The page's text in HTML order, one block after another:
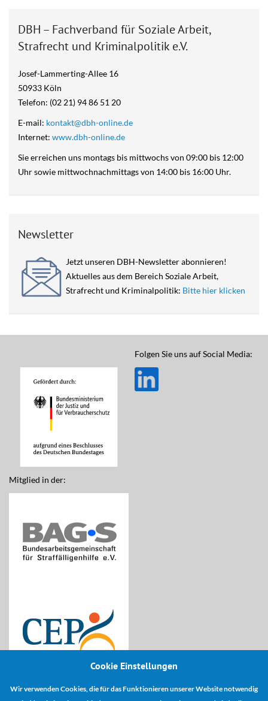
Cookie Einstellungen
Wir verwenden Cookies, die für das Funktionieren unserer Website notwendig
DBH – Fachverband für Soziale Arbeit,
Strafrecht und Kriminalpolitik e.V.
Josef-Lammerting-Allee 16
50933 Köln
Telefon: (02 21) 94 86 51 20
E-mail: kontakt@dbh-online.de
Internet: www.dbh-online.de
Sie erreichen uns montags bis mittwochs von 09:00 bis 12:00
Uhr sowie mittwochnachmittags von 14:00 bis 16:00 Uhr.
Newsletter
Jetzt unseren DBH-Newsletter abonnieren!
Aktuelles aus dem Bereich Soziale Arbeit,
Strafrecht und Kriminalpolitik: Bitte hier klicken
Mitglied in der:
Kooperationspartner:
Folgen Sie uns auf Social Media: